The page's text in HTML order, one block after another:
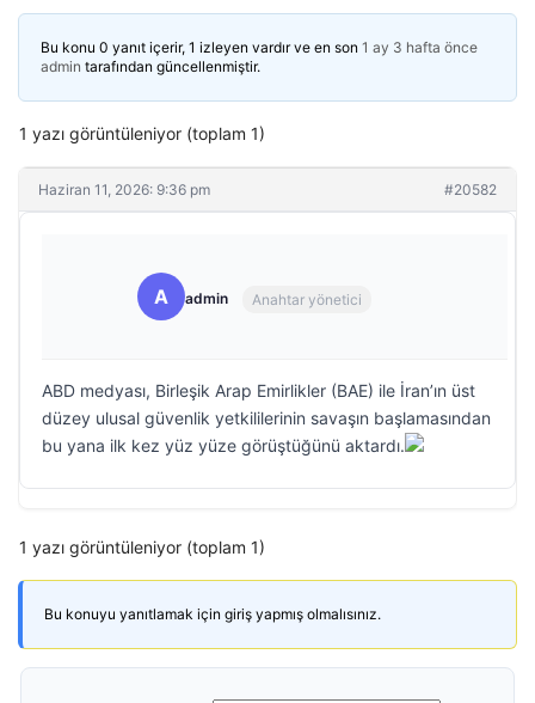
Bu konu 0 yanıt içerir, 1 izleyen vardır ve en son 1 ay 3 hafta önce
admin tarafından güncellenmiştir.
1 yazı görüntüleniyor (toplam 1)
Haziran 11, 2026: 9:36 pm #20582
A admin Anahtar yönetici
ABD medyası, Birleşik Arap Emirlikler (BAE) ile İran’ın üst
düzey ulusal güvenlik yetkililerinin savaşın başlamasından
bu yana ilk kez yüz yüze görüştüğünü aktardı.
1 yazı görüntüleniyor (toplam 1)
Bu konuyu yanıtlamak için giriş yapmış olmalısınız.